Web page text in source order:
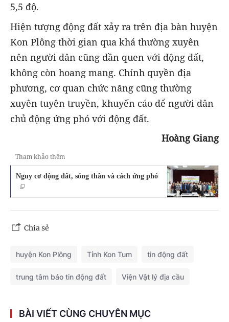
5,5 độ.
Hiện tượng động đất xảy ra trên địa bàn huyện
Kon Plông thời gian qua khá thường xuyên
nên người dân cũng dần quen với động đất,
không còn hoang mang. Chính quyền địa
phương, cơ quan chức năng cũng thường
xuyên tuyên truyền, khuyến cáo để người dân
chủ động ứng phó với động đất.
Hoàng Giang
Tham khảo thêm
Nguy cơ động đất, sóng thần và cách ứng phó
Chia sẻ
huyện Kon Plông Tỉnh Kon Tum tin động đất
trung tâm báo tin động đất Viện Vật lý địa cầu
BÀI VIẾT CÙNG CHUYÊN MỤC